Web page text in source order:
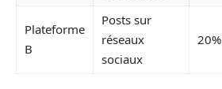
Plateforme
B
Posts sur
réseaux
sociaux
20%